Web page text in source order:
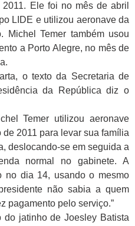
Ele foi no mês de abril
LIDE e utilizou aeronave da
Michel Temer também usou
a Porto Alegre, no mês de
o texto da Secretaria de
da República diz o
Temer utilizou aeronave
2011 para levar sua família
deslocando-se em seguida a
normal no gabinete. A
no dia 14, usando o mesmo
não sabia a quem
pagamento pelo serviço.”
jatinho de Joesley Batista